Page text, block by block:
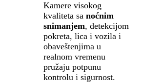
Kamere visokog
kvaliteta sa noćnim
snimanjem, detekcijom
pokreta, lica i vozila i
obaveštenjima u
realnom vremenu
pružaju potpunu
kontrolu i sigurnost.